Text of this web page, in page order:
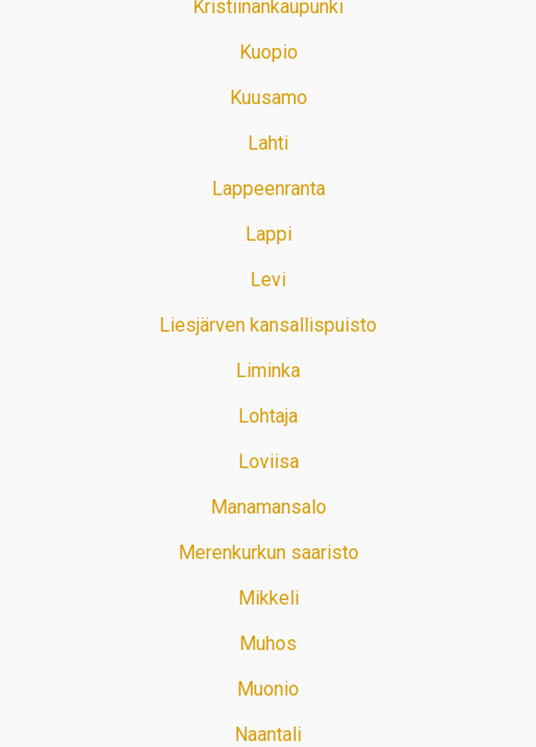
Kristiinankaupunki
Kuopio
Kuusamo
Lahti
Lappeenranta
Lappi
Levi
Liesjärven kansallispuisto
Liminka
Lohtaja
Loviisa
Manamansalo
Merenkurkun saaristo
Mikkeli
Muhos
Muonio
Naantali